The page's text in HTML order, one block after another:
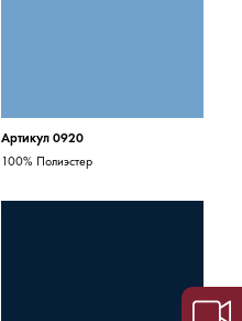
Артикул 0920
100% Полиэстер